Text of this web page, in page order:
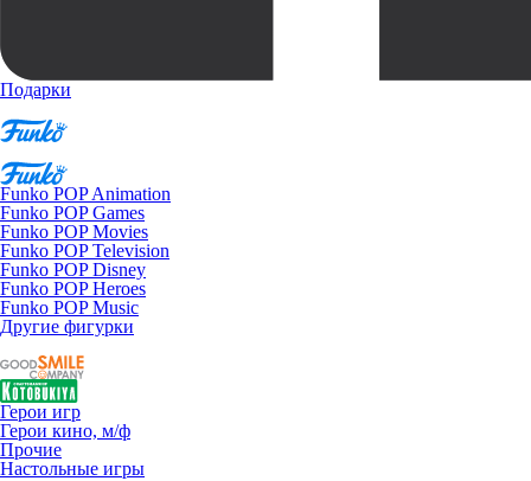
Подарки
Funko POP Animation
Funko POP Games
Funko POP Movies
Funko POP Television
Funko POP Disney
Funko POP Heroes
Funko POP Music
Другие фигурки
Герои игр
Герои кино, м/ф
Прочие
Настольные игры